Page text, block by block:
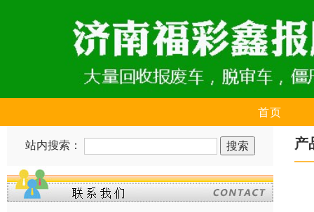
首页
站内搜索： 产